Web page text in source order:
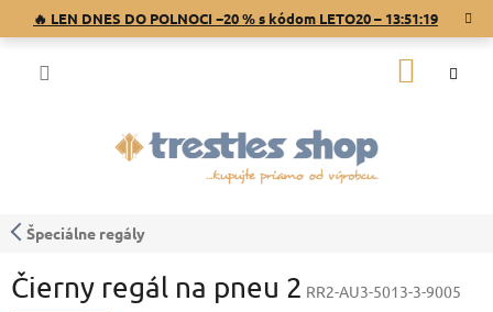
🔥 LEN DNES DO POLNOCI −20 % s kódom LETO20 – 13:51:19
Špeciálne regály
Čierny regál na pneu 2 RR2-AU3-5013-3-9005